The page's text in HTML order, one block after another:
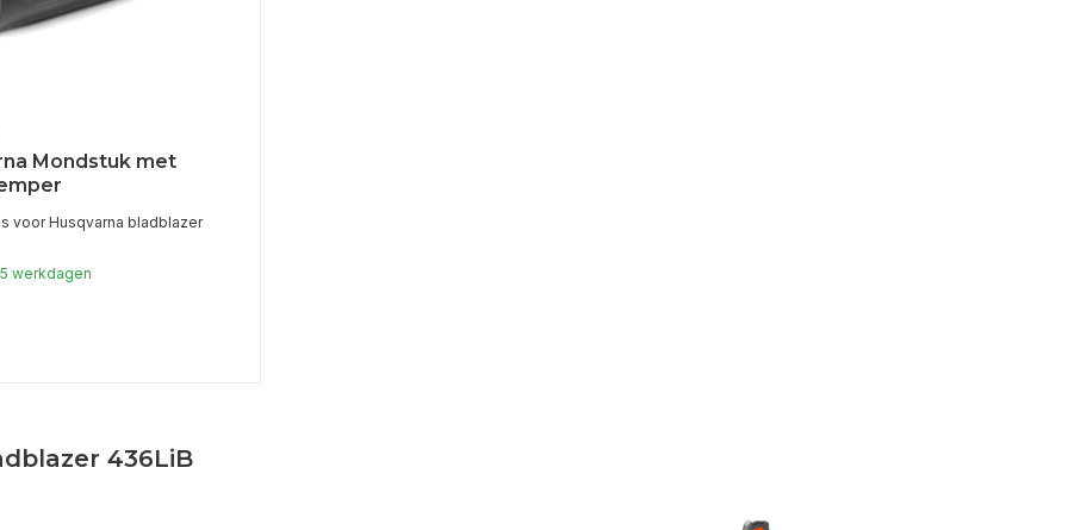
Mondstuk met
voor Husqvarna bladblazer
werkdagen
436LiB